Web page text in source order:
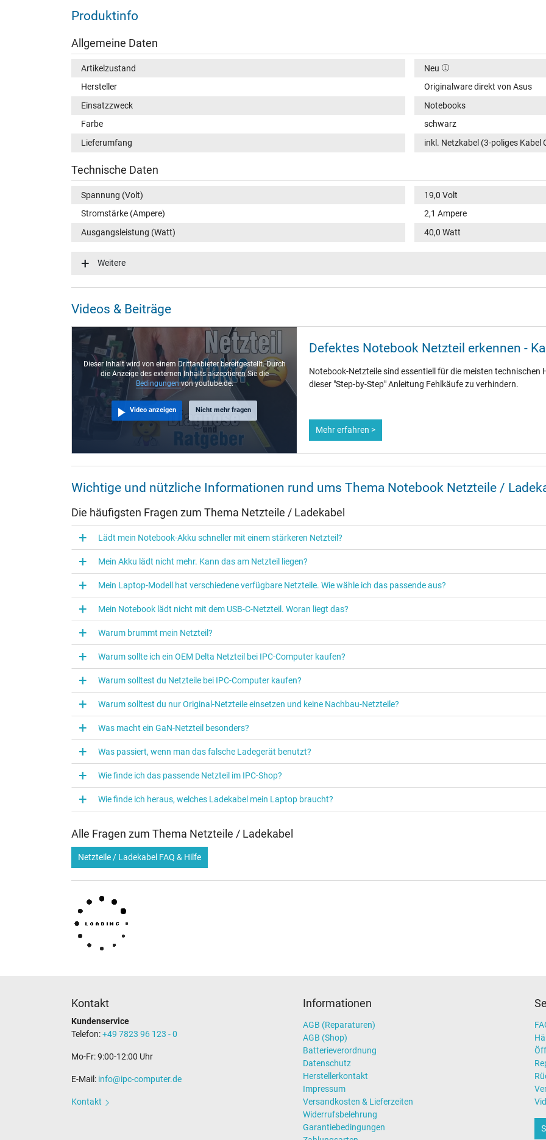
Produktinfo
Allgemeine Daten
Artikelzustand
Neu
Hersteller
Originalware direkt von Asus
Einsatzzweck
Notebooks
Farbe
schwarz
Lieferumfang
inkl. Netzkabel (3-poliges Kabel
Technische Daten
Spannung (Volt)
19,0 Volt
Stromstärke (Ampere)
2,1 Ampere
Ausgangsleistung (Watt)
40,0 Watt
Energieeffizienz
Steckerlänge (mm)
Steckerdurchmesser außen / innen
Stift im Stecker
Nein
Länge Anschlusskabel (m) (ca.)
Prüfsiegel
TÜV Argentina Certificado
TÜV Geprüfte Sicherheit
UL Listed
Ukraine Safety
Kategorisierung
Kategorie
Netzteil
Verwendung
Notebook / Laptop
Weitere
Videos & Beiträge
Dieser Inhalt wird von einem Drittanbieter bereitgestellt. Durch
die Anzeige des externen Inhalts akzeptieren Sie die
Bedingungenvon youtube.de.
Video anzeigen Nicht mehr fragen
Defektes Notebook Netzteil erkennen -
Notebook-Netzteile sind essentiell für die meisten
dieser "Step-by-Step" Anleitung Fehlkäufe zu verhindern.
Mehr erfahren >
Wichtige und nützliche Informationen rund ums Thema Notebook Netzteile /
Die häufigsten Fragen zum Thema Netzteile / Ladekabel
Lädt mein Notebook-Akku schneller mit einem stärkeren Netzteil?
Mein Akku lädt nicht mehr. Kann das am Netzteil liegen?
Mein Laptop-Modell hat verschiedene verfügbare Netzteile. Wie wähle ich das passende aus?
Mein Notebook lädt nicht mit dem USB-C-Netzteil. Woran liegt das?
Warum brummt mein Netzteil?
Warum sollte ich ein OEM Delta Netzteil bei IPC‑Computer kaufen?
Warum solltest du Netzteile bei IPC‑Computer kaufen?
Warum solltest du nur Original-Netzteile einsetzen und keine Nachbau-Netzteile?
Was macht ein GaN-Netzteil besonders?
Was passiert, wenn man das falsche Ladegerät benutzt?
Wie finde ich das passende Netzteil im IPC-Shop?
Wie finde ich heraus, welches Ladekabel mein Laptop braucht?
Alle Fragen zum Thema Netzteile / Ladekabel
Netzteile / Ladekabel FAQ & Hilfe
Kontakt
Kundenservice
Telefon:+49 7823 96 123 - 0
Mo-Fr: 9:00-12:00 Uhr
E-Mail: info@ipc-computer.de
Kontakt
Informationen
AGB (Reparaturen)
AGB (Shop)
Batterieverordnung
Datenschutz
Herstellerkontakt
Impressum
Versandkosten & Lieferzeiten
Widerrufsbelehrung
Garantiebedingungen